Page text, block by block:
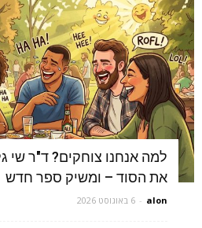
למה אנחנו צוחקים? ד"ר שי
את הסוד – ומשיק ספר חדש
alon
- 6 באוגוסט 2026